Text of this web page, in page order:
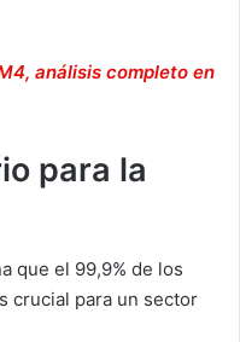
análisis completo en
para la
que el 99,9% de los
crucial para un sector